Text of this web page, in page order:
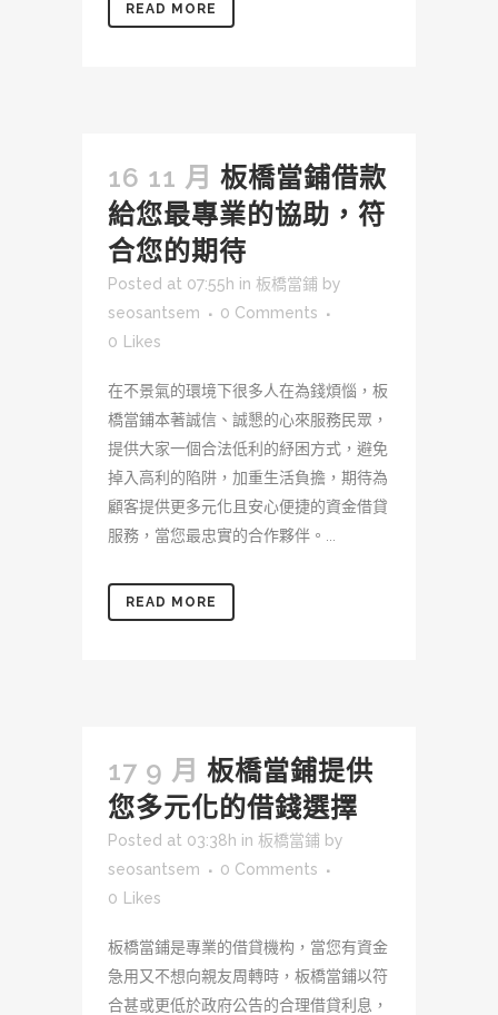
READ MORE
16 11 月 板橋當鋪借款
給您最專業的協助，符
合您的期待
Posted at 07:55h in 板橋當鋪 by
seosantsem
0 Comments
0 Likes
在不景氣的環境下很多人在為錢煩惱，板
橋當鋪本著誠信、誠懇的心來服務民眾，
提供大家一個合法低利的紓困方式，避免
掉入高利的陷阱，加重生活負擔，期待為
顧客提供更多元化且安心便捷的資金借貸
服務，當您最忠實的合作夥伴。...
READ MORE
17 9 月 板橋當鋪提供
您多元化的借錢選擇
Posted at 03:38h in 板橋當鋪 by
seosantsem
0 Comments
0 Likes
板橋當鋪是專業的借貸機构，當您有資金
急用又不想向親友周轉時，板橋當鋪以符
合甚或更低於政府公告的合理借貸利息，